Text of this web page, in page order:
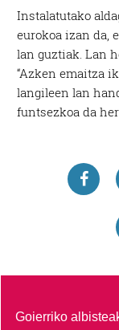
Instalatutako
eurokoa izan da,
lan guztiak. Lan
“Azken emaitza
langileen lan
funtsezkoa da
Goierriko